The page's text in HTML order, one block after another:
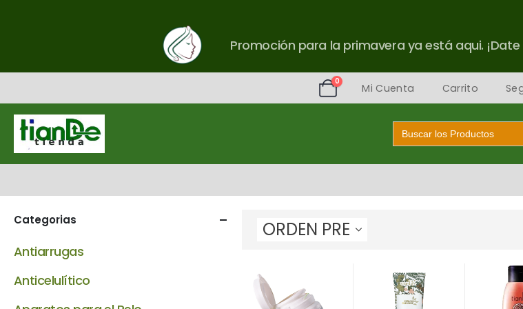
Promoción para la primavera ya está aqui.
0
Mi Cuenta Carrito
Buscar:
Categorias
Antiarrugas
Anticelulítico